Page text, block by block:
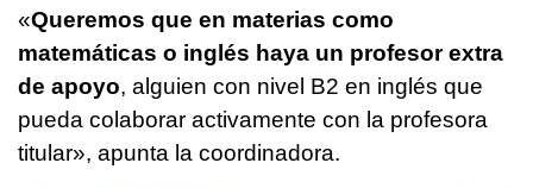
«Queremos que en materias como
matemáticas o inglés haya un profesor extra
de apoyo, alguien con nivel B2 en inglés que
pueda colaborar activamente con la profesora
titular», apunta la coordinadora.